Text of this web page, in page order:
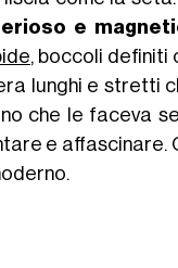
e
, boccoli definiti
lunghi e stretti
che le faceva
e affascinare.